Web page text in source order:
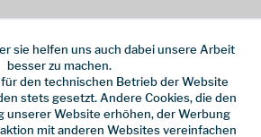
Ladenabholung
sie helfen uns auch dabei unsere Arbeit
besser zu machen.
den technischen Betrieb der Website
stets gesetzt. Andere Cookies, die den
unserer Website erhöhen, der Werbung
mit anderen Websites vereinfachen